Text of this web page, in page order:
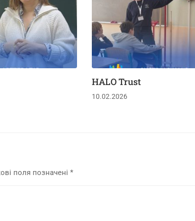
HALO Trust
10.02.2026
поля позначені *